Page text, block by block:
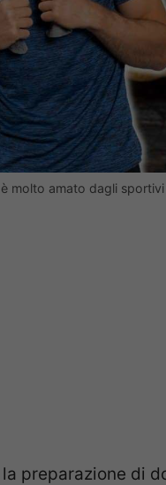
molto amato dagli
preparazione di